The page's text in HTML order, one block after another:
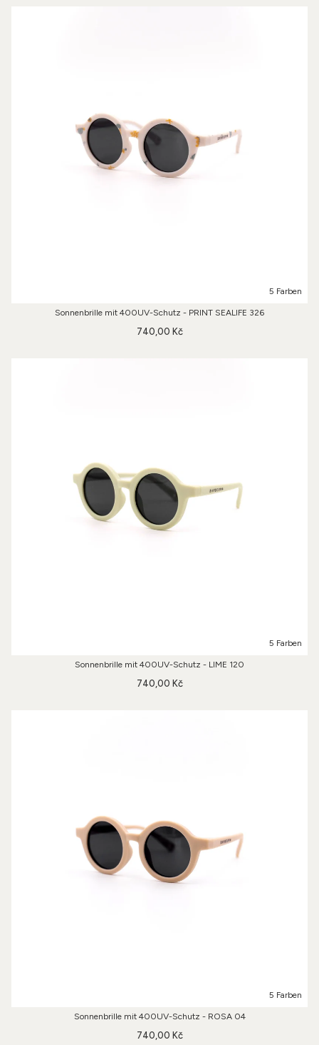
5 Farben
Sonnenbrille mit 400UV-Schutz - PRINT SEALIFE 326
740,00 Kč
5 Farben
Sonnenbrille mit 400UV-Schutz - LIME 120
740,00 Kč
5 Farben
Sonnenbrille mit 400UV-Schutz - ROSA 04
740,00 Kč